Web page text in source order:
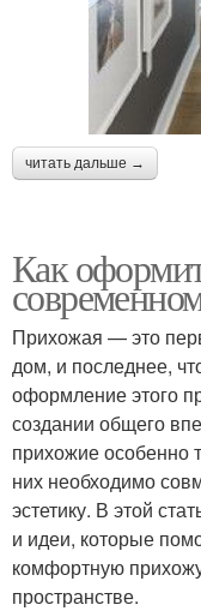
читать дальше →
Как
Прихожая — это
дом, и последнее,
оформление этого
создании общего
прихожие особенно
них необходимо
эстетику. В этой
и идеи, которые
комфортную
пространстве.